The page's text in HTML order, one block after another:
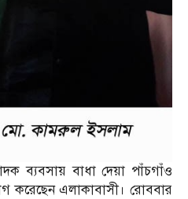
ব্যবসায় বাধা দেয়া পাঁচগাঁও
করেছেন এলাকাবাসী। রোববার